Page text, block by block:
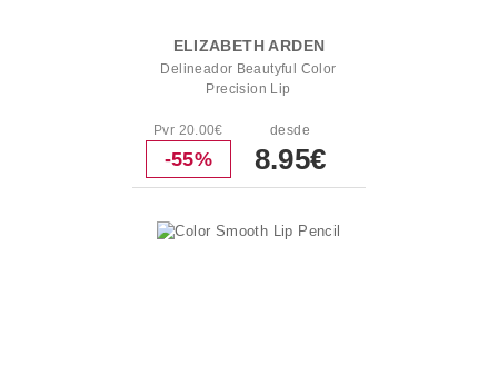
ELIZABETH ARDEN
Delineador Beautyful Color
Precision Lip
Pvr 20.00€
-55%
desde
8.95€